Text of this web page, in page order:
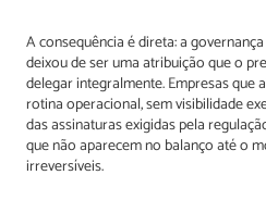
A consequência é direta: a
deixou de ser uma atribuição que o
delegar integralmente. Empresas que
rotina operacional, sem visibilidade
das assinaturas exigidas pela
que não aparecem no balanço até o
irreversíveis.